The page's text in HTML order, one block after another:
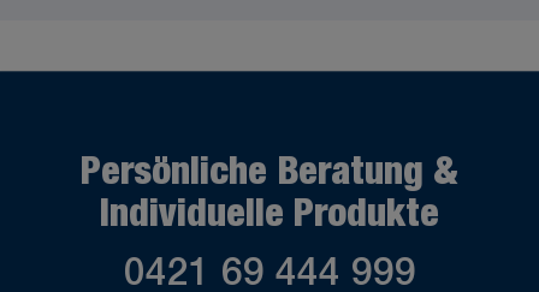
Persönliche Beratung &
Individuelle Produkte
0421 69 444 999